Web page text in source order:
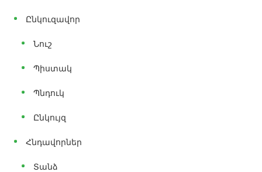
Ընկուզավոր
Նուշ
Պիստակ
Պնդուկ
Ընկույզ
Հնդավորներ
Տանձ